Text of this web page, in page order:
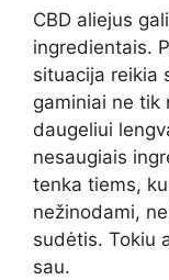
CBD aliejus
ingredientais.
situacija reikia
gaminiai ne tik
daugeliui
nesaugiais
tenka tiems,
nežinodami,
sudėtis. Tokiu
sau.